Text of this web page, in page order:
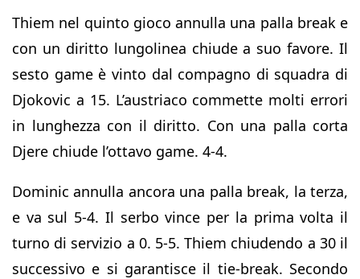
Thiem nel quinto gioco annulla una palla break e
con un diritto lungolinea chiude a suo favore. Il
sesto game è vinto dal compagno di squadra di
Djokovic a 15. L’austriaco commette molti errori
in lunghezza con il diritto. Con una palla corta
Djere chiude l’ottavo game. 4-4.
Dominic annulla ancora una palla break, la terza,
e va sul 5-4. Il serbo vince per la prima volta il
turno di servizio a 0. 5-5. Thiem chiudendo a 30 il
successivo e si garantisce il tie-break. Secondo